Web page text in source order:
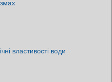
властивості води